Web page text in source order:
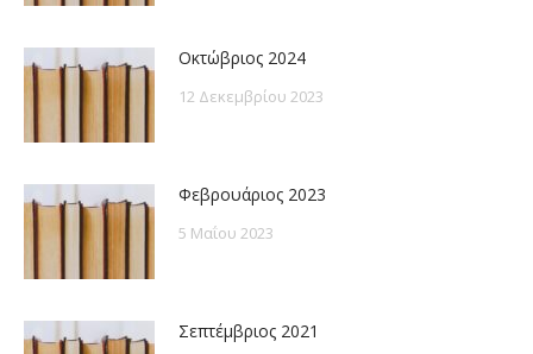
Οκτώβριος 2024
12 Δεκεμβρίου 2023
Φεβρουάριος 2023
5 Μαΐου 2023
Σεπτέμβριος 2021